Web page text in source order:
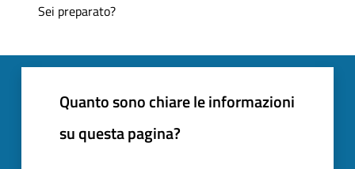
Sei preparato?
Quanto sono chiare le informazioni
su questa pagina?